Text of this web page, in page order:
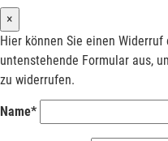
×
Hier können Sie einen
untenstehende Formular aus,
zu widerrufen.
Name*